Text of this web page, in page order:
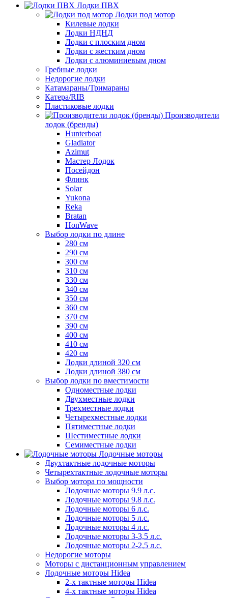
Лодки ПВХ
Лодки под мотор
Килевые лодки
Лодки НДНД
Лодки с плоским дном
Лодки с жестким дном
Лодки с алюминиевым дном
Гребные лодки
Недорогие лодки
Катамараны/Тримараны
Катера/RIB
Пластиковые лодки
Производители
лодок (бренды)
Hunterboat
Gladiator
Azimut
Мастер Лодок
Посейдон
Флинк
Solar
Yukona
Reka
Bratan
HonWave
Выбор лодки по длине
280 см
290 см
300 см
310 см
330 см
340 см
350 см
360 см
370 см
390 см
400 см
410 см
420 см
Лодки длиной 320 см
Лодки длиной 380 см
Выбор лодки по вместимости
Одноместные лодки
Двухместные лодки
Трехместные лодки
Четырехместные лодки
Пятиместные лодки
Шестиместные лодки
Семиместные лодки
Лодочные моторы
Двухтактные лодочные моторы
Четырехтактные лодочные моторы
Выбор мотора по мощности
Лодочные моторы 9.9 л.с.
Лодочные моторы 9.8 л.с.
Лодочные моторы 6 л.с.
Лодочные моторы 5 л.с.
Лодочные моторы 4 л.с.
Лодочные моторы 3-3,5 л.с.
Лодочные моторы 2-2,5 л.с.
Недорогие моторы
Моторы с дистанционным управлением
Лодочные моторы Hidea
2-х тактные моторы Hidea
4-х тактные моторы Hidea